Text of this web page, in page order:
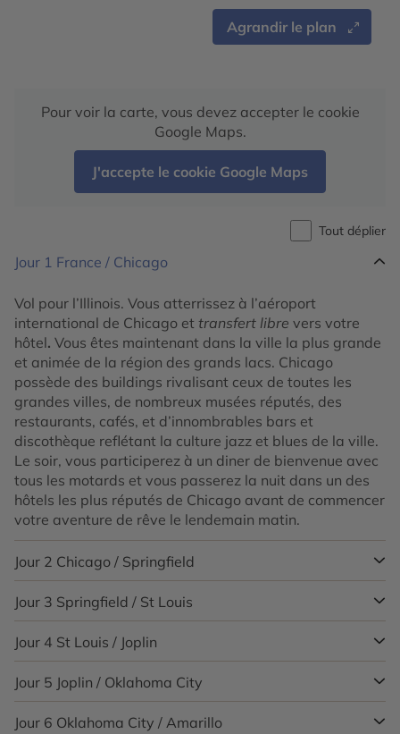
Agrandir le plan
Pour voir la carte, vous devez accepter le cookie
Google Maps.
J'accepte le cookie Google Maps
Tout déplier
Jour 1 France / Chicago
Vol pour l’Illinois. Vous atterrissez à l’aéroport
international de Chicago et transfert libre vers votre
hôtel. Vous êtes maintenant dans la ville la plus grande
et animée de la région des grands lacs. Chicago
possède des buildings rivalisant ceux de toutes les
grandes villes, de nombreux musées réputés, des
restaurants, cafés, et d’innombrables bars et
discothèque reflétant la culture jazz et blues de la ville.
Le soir, vous participerez à un diner de bienvenue avec
tous les motards et vous passerez la nuit dans un des
hôtels les plus réputés de Chicago avant de commencer
votre aventure de rêve le lendemain matin.
Jour 2 Chicago / Springfield
Ce matin, récupérez votre moto
l’ultime aventure Américaine. La légendaire Route 66
commence devant notre agence EagleRider, traverse
l’Illinois et se dirige vers la côte pacifique. En partant de
Chicago, vous vous dirigez vers le Sud tout en longeant
la piste Pontiac. Cette route traverse Joliet, passe
devant le géant de Gemini, s’arrête à l’incroyable
Jour 3 Springfield / St Louis
Aujourd’hui, vous vous dirigerez vers St. Louis ! Vous
resterez principalement sur les deux voies de la route
66 et traverserez les champs de maïs et les petits
villages représentatifs du cœur de l’Amérique. Lors de
votre arrivée à St. Louis, vous emprunterez le fameux
Jour 4 St Louis / Joplin
Essayez de vous levez assez tôt pour observer une
superbe vue de l’arche de St. Louis et de la rivière du
Mississippi avant de partir. Vous quittez la ville et
Jour 5 Joplin / Oklahoma City
Ce jour est consacré entièrement à rouler ! Vous quittez
Jour 6 Oklahoma City / Amarillo